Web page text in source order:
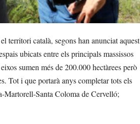
territori català, segons han anunciat aquest
ubicats entre els principals massissos
sumen més de 200.000 hectàrees però
Tot i que portarà anys completar tots els
Martorell-Santa Coloma de Cervelló;